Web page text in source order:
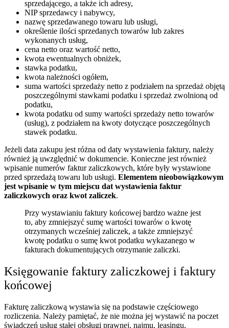
sprzedającego, a także ich adresy,
NIP sprzedawcy i nabywcy,
nazwę sprzedawanego towaru lub usługi,
określenie ilości sprzedanych towarów lub zakres
wykonanych usług,
cena netto oraz wartość netto,
kwota ewentualnych obniżek,
stawka podatku,
kwota należności ogółem,
suma wartości sprzedaży netto z podziałem na sprzedaż objętą
poszczególnymi stawkami podatku i sprzedaż zwolnioną od
podatku,
kwota podatku od sumy wartości sprzedaży netto towarów
(usług), z podziałem na kwoty dotyczące poszczególnych
stawek podatku.
Jeżeli data zakupu jest różna od daty wystawienia faktury, należy
również ją uwzględnić w dokumencie. Konieczne jest również
wpisanie numerów faktur zaliczkowych, które były wystawione
przed sprzedażą towaru lub usługi. Elementem nieobowiązkowym
jest wpisanie w tym miejscu dat wystawienia faktur
zaliczkowych oraz kwot zaliczek.
Przy wystawianiu faktury końcowej bardzo ważne jest
to, aby zmniejszyć sumę wartości towarów o kwotę
otrzymanych wcześniej zaliczek, a także zmniejszyć
kwotę podatku o sumę kwot podatku wykazanego w
fakturach dokumentujących otrzymanie zaliczki.
Księgowanie faktury zaliczkowej i faktury
końcowej
Fakturę zaliczkową wystawia się na podstawie częściowego
rozliczenia. Należy pamiętać, że nie można jej wystawić na poczet
świadczeń usług stałej obsługi prawnej, najmu, leasingu,